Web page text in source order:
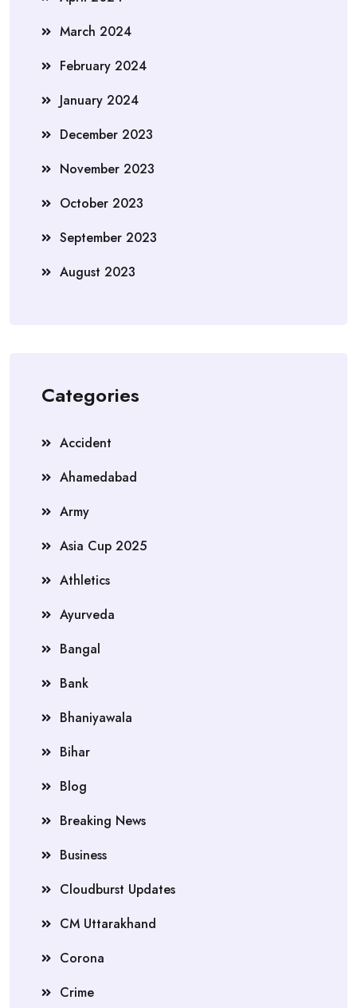
March 2024
February 2024
January 2024
December 2023
November 2023
October 2023
September 2023
August 2023
Categories
Accident
Ahamedabad
Army
Asia Cup 2025
Athletics
Ayurveda
Bangal
Bank
Bhaniyawala
Bihar
Blog
Breaking News
Business
Cloudburst Updates
CM Uttarakhand
Corona
Crime